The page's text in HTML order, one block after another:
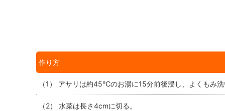
作り方
（1） アサリは約45℃のお湯に15分前後浸し、よくもみ
（2） 水菜は長さ4cmに切る。